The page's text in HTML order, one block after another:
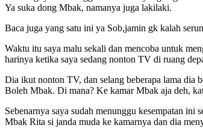
Ya suka dong Mbak, namanya juga lakilaki.
Baca juga yang satu ini ya Sob,jamin gk kalah
Waktu itu saya malu sekali dan mencoba untuk
harinya ketika saya sedang nonton TV di ruang
Dia ikut nonton TV, dan selang beberapa lama dia
Boleh Mbak. Di mana? Ke kamar Mbak aja deh,
Sebenarnya saya sudah menunggu kesempatan
Mbak Rita si janda muda ke kamarnya dan dia